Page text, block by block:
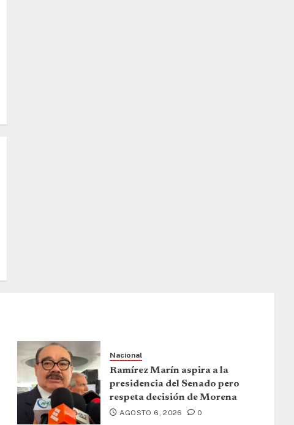
Nacional
Ramírez Marín aspira a la
presidencia del Senado pero
respeta decisión de Morena
AGOSTO 6, 2026 0